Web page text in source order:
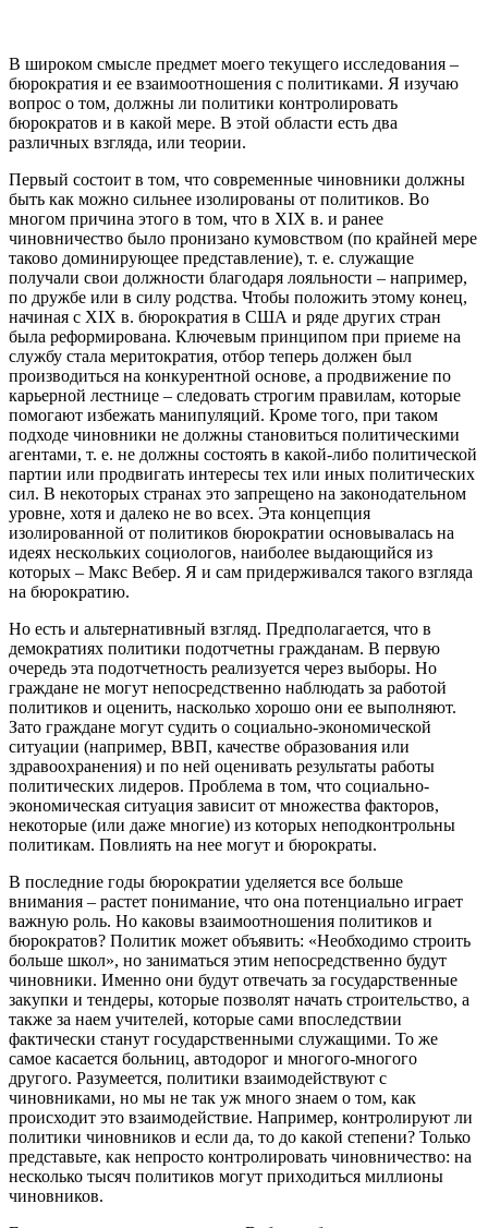
В широком смысле предмет моего текущего исследования –
бюрократия и ее взаимоотношения с политиками. Я изучаю
вопрос о том, должны ли политики контролировать
бюрократов и в какой мере. В этой области есть два
различных взгляда, или теории.
Первый состоит в том, что современные чиновники должны
быть как можно сильнее изолированы от политиков. Во
многом причина этого в том, что в XIX в. и ранее
чиновничество было пронизано кумовством (по крайней мере
таково доминирующее представление), т. е. служащие
получали свои должности благодаря лояльности – например,
по дружбе или в силу родства. Чтобы положить этому конец,
начиная с XIX в. бюрократия в США и ряде других стран
была реформирована. Ключевым принципом при приеме на
службу стала меритократия, отбор теперь должен был
производиться на конкурентной основе, а продвижение по
карьерной лестнице – следовать строгим правилам, которые
помогают избежать манипуляций. Кроме того, при таком
подходе чиновники не должны становиться политическими
агентами, т. е. не должны состоять в какой-либо политической
партии или продвигать интересы тех или иных политических
сил. В некоторых странах это запрещено на законодательном
уровне, хотя и далеко не во всех. Эта концепция
изолированной от политиков бюрократии основывалась на
идеях нескольких социологов, наиболее выдающийся из
которых – Макс Вебер. Я и сам придерживался такого взгляда
на бюрократию.
Но есть и альтернативный взгляд. Предполагается, что в
демократиях политики подотчетны гражданам. В первую
очередь эта подотчетность реализуется через выборы. Но
граждане не могут непосредственно наблюдать за работой
политиков и оценить, насколько хорошо они ее выполняют.
Зато граждане могут судить о социально-экономической
ситуации (например, ВВП, качестве образования или
здравоохранения) и по ней оценивать результаты работы
политических лидеров. Проблема в том, что социально-
экономическая ситуация зависит от множества факторов,
некоторые (или даже многие) из которых неподконтрольны
политикам. Повлиять на нее могут и бюрократы.
В последние годы бюрократии уделяется все больше
внимания – растет понимание, что она потенциально играет
важную роль. Но каковы взаимоотношения политиков и
бюрократов? Политик может объявить: «Необходимо строить
больше школ», но заниматься этим непосредственно будут
чиновники. Именно они будут отвечать за государственные
закупки и тендеры, которые позволят начать строительство, а
также за наем учителей, которые сами впоследствии
фактически станут государственными служащими. То же
самое касается больниц, автодорог и многого-многого
другого. Разумеется, политики взаимодействуют с
чиновниками, но мы не так уж много знаем о том, как
происходит это взаимодействие. Например, контролируют ли
политики чиновников и если да, то до какой степени? Только
представьте, как непросто контролировать чиновничество: на
несколько тысяч политиков могут приходиться миллионы
чиновников.